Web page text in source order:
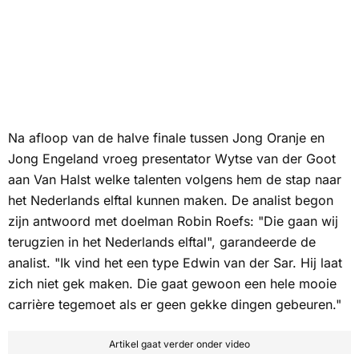
Na afloop van de halve finale tussen Jong Oranje en
Jong Engeland vroeg presentator Wytse van der Goot
aan Van Halst welke talenten volgens hem de stap naar
het Nederlands elftal kunnen maken. De analist begon
zijn antwoord met doelman Robin Roefs: "Die gaan wij
terugzien in het Nederlands elftal", garandeerde de
analist. "Ik vind het een type Edwin van der Sar. Hij laat
zich niet gek maken. Die gaat gewoon een hele mooie
carrière tegemoet als er geen gekke dingen gebeuren."
Artikel gaat verder onder video